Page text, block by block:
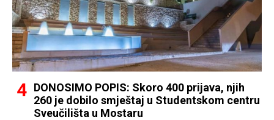
DONOSIMO POPIS: Skoro 400 prijava, njih
260 je dobilo smještaj u Studentskom centru
Sveučilišta u Mostaru